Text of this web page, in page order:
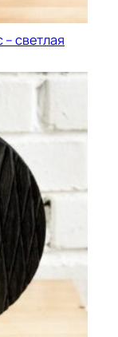
– светлая